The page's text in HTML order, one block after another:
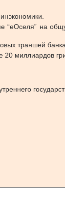
“еОселя” на
траншей
20 миллиардов